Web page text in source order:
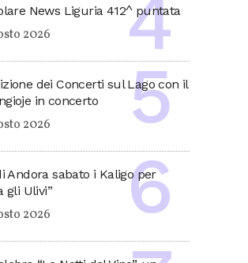
News Liguria 412^ puntata
2026
dei Concerti sul Lago con il
in concerto
2026
Andora sabato i Kaligo per
gli Ulivi”
2026